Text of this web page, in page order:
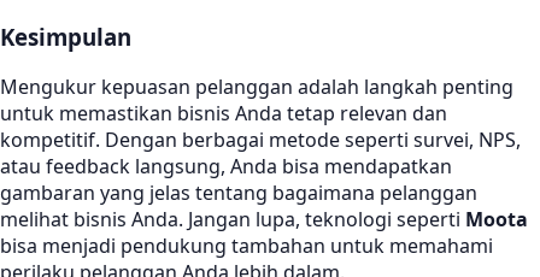
Kesimpulan
Mengukur kepuasan pelanggan adalah langkah penting
untuk memastikan bisnis Anda tetap relevan dan
kompetitif. Dengan berbagai metode seperti survei, NPS,
atau feedback langsung, Anda bisa mendapatkan
gambaran yang jelas tentang bagaimana pelanggan
melihat bisnis Anda. Jangan lupa, teknologi seperti Moota
bisa menjadi pendukung tambahan untuk memahami